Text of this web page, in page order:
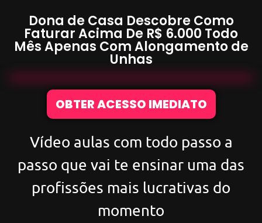
Dona de Casa Descobre Como
Faturar Acima De R$ 6.000 Todo
Mês Apenas ComAlongamento de
Unhas
OBTER ACESSO IMEDIATO
Vídeo aulas com todo passo a
passo que vai te ensinar uma das
profissões mais lucrativas do
momento